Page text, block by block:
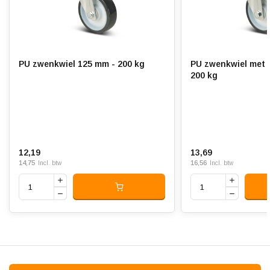
Vlakke en ruwe ondergrond
PU zwenkwiel 125 mm - 200 kg
12,19
14,75 Incl. btw
PU zwenkwiel met
200 kg
13,69
16,56 Incl. btw